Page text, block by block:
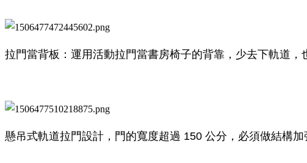
拉門當背板：運用活動拉門當書房椅子的背靠，少去下軌道，
懸吊式軌道拉門設計，門的寬度超過 150 公分，必須做結構加